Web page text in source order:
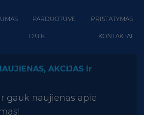
PARDUOTUVĖ PRISTATYMAS
D.U.K KONTAKTAI
AKCIJAS ir
gauk naujienas apie